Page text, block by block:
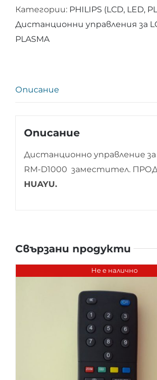
Категории: PHILIPS (LCD, LED,
Дистанционни управления за
PLASMA
Описание
Описание
Дистанционно управление за
RM-D1000 заместител.
HUAYU.
Свързани продукти
Не е налично